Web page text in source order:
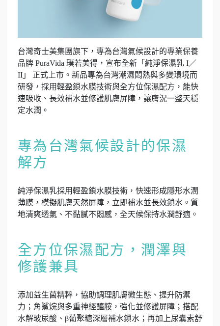
台灣奇士美集團旗下，專為台灣氣候設計的專業保養
品牌 PuraVida 璞若美得，宣布全新「純淨保濕乳 I／
II」 正式上市。新品專為台灣潮濕悶熱與多變環境而
研發，採用輕盈鎖水膜技術與全方位保濕配方，能快
速吸收、長效補水並修護肌膚屏障，讓膚況一整天穩
定水潤。
專為台灣氣候設計的保濕
解方
純淨保濕乳採用輕盈鎖水膜技術，快速形成隱形水潤
薄膜，模擬肌膚天然屏障，立即補水並長效鎖水。質
地清爽透氣、不黏膩不悶感，全天候保持水潤舒適。
全方位保濕配方，潤澤與
修護兼具
添加益生菌精粹，協助調理肌膚微生態、提升防禦
力；角鯊烷與多重神經醯胺，強化並修護屏障；搭配
水解玻尿酸、β葡聚糖深層補水鎖水；再加上尿囊素舒